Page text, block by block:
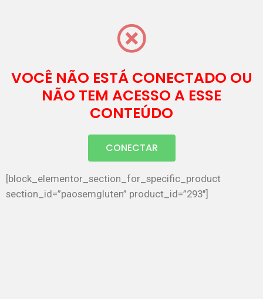
VOCÊ NÃO ESTÁ CONECTADO OU
NÃO TEM ACESSO A ESSE
CONTEÚDO
CONECTAR
[block_elementor_section_for_specific_product
section_id=”paosemgluten” product_id=”293″]